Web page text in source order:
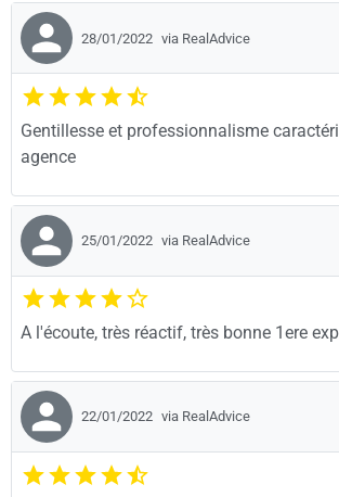
28/01/2022 via RealAdvice
Gentillesse et professionnalisme
agence
25/01/2022 via RealAdvice
A l'écoute, très réactif, très bonne 1ere
22/01/2022 via RealAdvice